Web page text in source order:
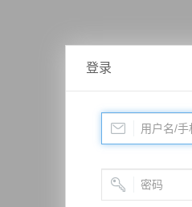
登录